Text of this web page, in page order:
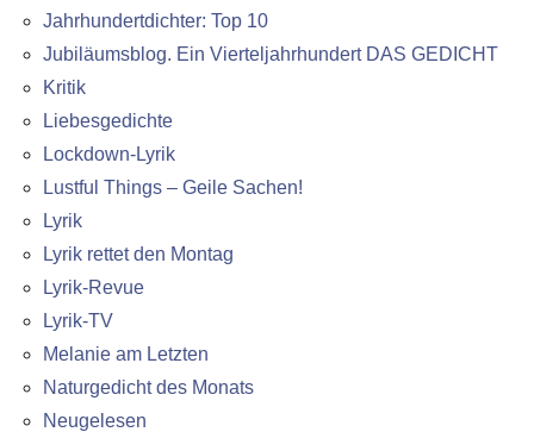
Jahrhundertdichter: Top 10
Jubiläumsblog. Ein Vierteljahrhundert DAS GEDICHT
Kritik
Liebesgedichte
Lockdown-Lyrik
Lustful Things – Geile Sachen!
Lyrik
Lyrik rettet den Montag
Lyrik-Revue
Lyrik-TV
Melanie am Letzten
Naturgedicht des Monats
Neugelesen